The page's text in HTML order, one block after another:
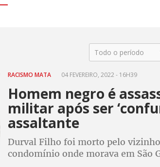
Todo o período
RACISMO MATA 04 FEVEREIRO, 2022 - 16H39
Homem negro é
militar após ser
assaltante
Durval Filho foi morto pelo
condomínio onde morava em São